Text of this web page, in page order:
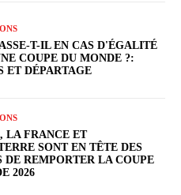
T-IL EN CAS D'ÉGALITÉ
COUPE DU MONDE ?:
ET DÉPARTAGE
LA FRANCE ET
SONT EN TÊTE DES
DE REMPORTER LA COUPE
2026